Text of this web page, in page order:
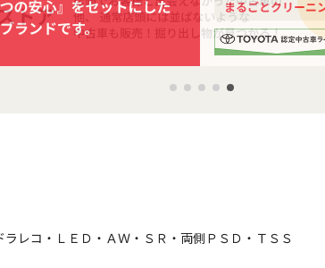
レコ・ＬＥＤ・ＡＷ・ＳＲ・両側ＰＳＤ・ＴＳＳ